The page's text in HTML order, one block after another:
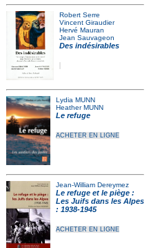
Robert Serre
Vincent Giraudier
Hervé Mauran
Jean Sauvageon
Des indésirables
Lydia MUNN
Heather MUNN
Le refuge
ACHETER EN LIGNE
Jean-William Dereymez
Le refuge et le piège :
Les Juifs dans les Alpes
: 1938-1945
ACHETER EN LIGNE